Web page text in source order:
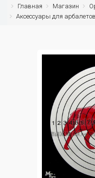
Главная Магазин
Аксессуары для арбалетов